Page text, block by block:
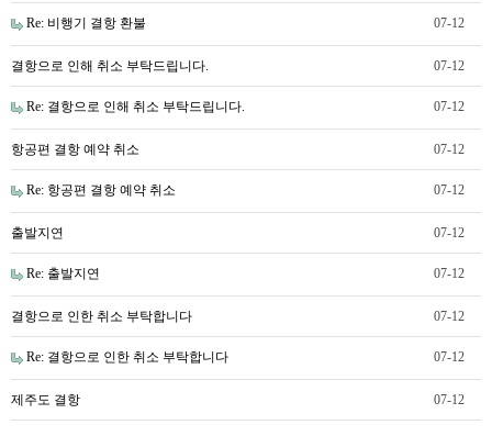
Re: 비행기 결항 환불 07-12
결항으로 인해 취소 부탁드립니다. 07-12
Re: 결항으로 인해 취소 부탁드립니다. 07-12
항공편 결항 예약 취소 07-12
Re: 항공편 결항 예약 취소 07-12
출발지연 07-12
Re: 출발지연 07-12
결항으로 인한 취소 부탁합니다 07-12
Re: 결항으로 인한 취소 부탁합니다 07-12
제주도 결항 07-12